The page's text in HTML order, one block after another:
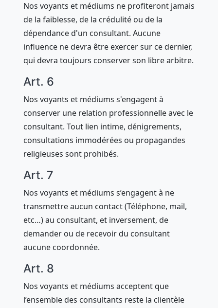
Nos voyants et médiums ne profiteront jamais
de la faiblesse, de la crédulité ou de la
dépendance d'un consultant. Aucune
influence ne devra être exercer sur ce dernier,
qui devra toujours conserver son libre arbitre.
Art. 6
Nos voyants et médiums s'engagent à
conserver une relation professionnelle avec le
consultant. Tout lien intime, dénigrements,
consultations immodérées ou propagandes
religieuses sont prohibés.
Art. 7
Nos voyants et médiums s’engagent à ne
transmettre aucun contact (Téléphone, mail,
etc…) au consultant, et inversement, de
demander ou de recevoir du consultant
aucune coordonnée.
Art. 8
Nos voyants et médiums acceptent que
l’ensemble des consultants reste la clientèle